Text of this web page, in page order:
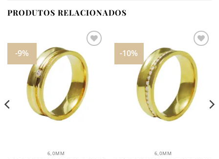
PRODUTOS RELACIONADOS
-9%
Adicionar
aos
meus
desejos
6,0MM
-10%
Adicionar
aos
meus
desejos
6,0MM